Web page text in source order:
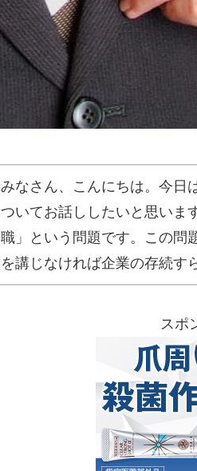
みなさん、こんにちは。今日
ついてお話ししたいと思いま
職」という問題です。この問
を講じなければ企業の存続す
スポ